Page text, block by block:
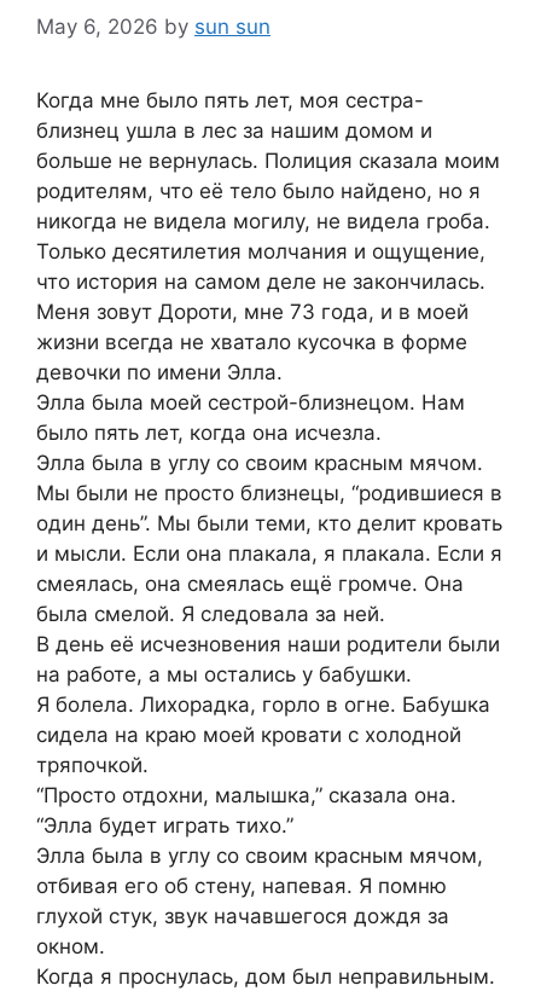
May 6, 2026 by sun sun
Когда мне было пять лет, моя сестра-
близнец ушла в лес за нашим домом и
больше не вернулась. Полиция сказала моим
родителям, что её тело было найдено, но я
никогда не видела могилу, не видела гроба.
Только десятилетия молчания и ощущение,
что история на самом деле не закончилась.
Меня зовут Дороти, мне 73 года, и в моей
жизни всегда не хватало кусочка в форме
девочки по имени Элла.
Элла была моей сестрой-близнецом. Нам
было пять лет, когда она исчезла.
Элла была в углу со своим красным мячом.
Мы были не просто близнецы, “родившиеся в
один день”. Мы были теми, кто делит кровать
и мысли. Если она плакала, я плакала. Если я
смеялась, она смеялась ещё громче. Она
была смелой. Я следовала за ней.
В день её исчезновения наши родители были
на работе, а мы остались у бабушки.
Я болела. Лихорадка, горло в огне. Бабушка
сидела на краю моей кровати с холодной
тряпочкой.
“Просто отдохни, малышка,” сказала она.
“Элла будет играть тихо.”
Элла была в углу со своим красным мячом,
отбивая его об стену, напевая. Я помню
глухой стук, звук начавшегося дождя за
окном.
Когда я проснулась, дом был неправильным.